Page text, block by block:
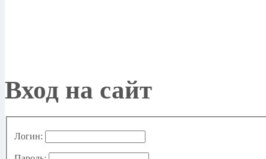
Вход на сайт
Логин: